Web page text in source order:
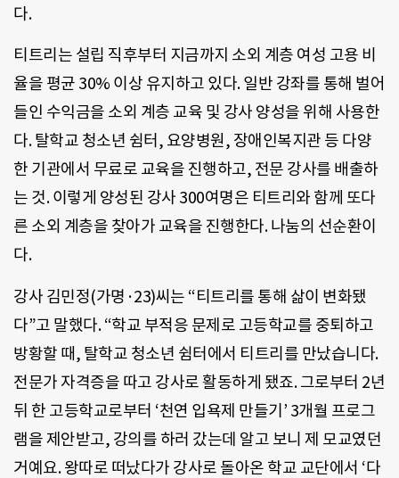
다.
티트리는 설립 직후부터 지금까지 소외 계층 여성 고용 비
율을 평균 30% 이상 유지하고 있다. 일반 강좌를 통해 벌어
들인 수익금을 소외 계층 교육 및 강사 양성을 위해 사용한
다. 탈학교 청소년 쉼터, 요양병원, 장애인복지관 등 다양
한 기관에서 무료로 교육을 진행하고, 전문 강사를 배출하
는 것. 이렇게 양성된 강사 300여명은 티트리와 함께 또다
른 소외 계층을 찾아가 교육을 진행한다. 나눔의 선순환이
다.
강사 김민정(가명·23)씨는 “티트리를 통해 삶이 변화됐
다”고 말했다. “학교 부적응 문제로 고등학교를 중퇴하고
방황할 때, 탈학교 청소년 쉼터에서 티트리를 만났습니다.
전문가 자격증을 따고 강사로 활동하게 됐죠. 그로부터 2년
뒤 한 고등학교로부터 ‘천연 입욕제 만들기’ 3개월 프로그
램을 제안받고, 강의를 하러 갔는데 알고 보니 제 모교였던
거예요. 왕따로 떠났다가 강사로 돌아온 학교 교단에서 ‘다